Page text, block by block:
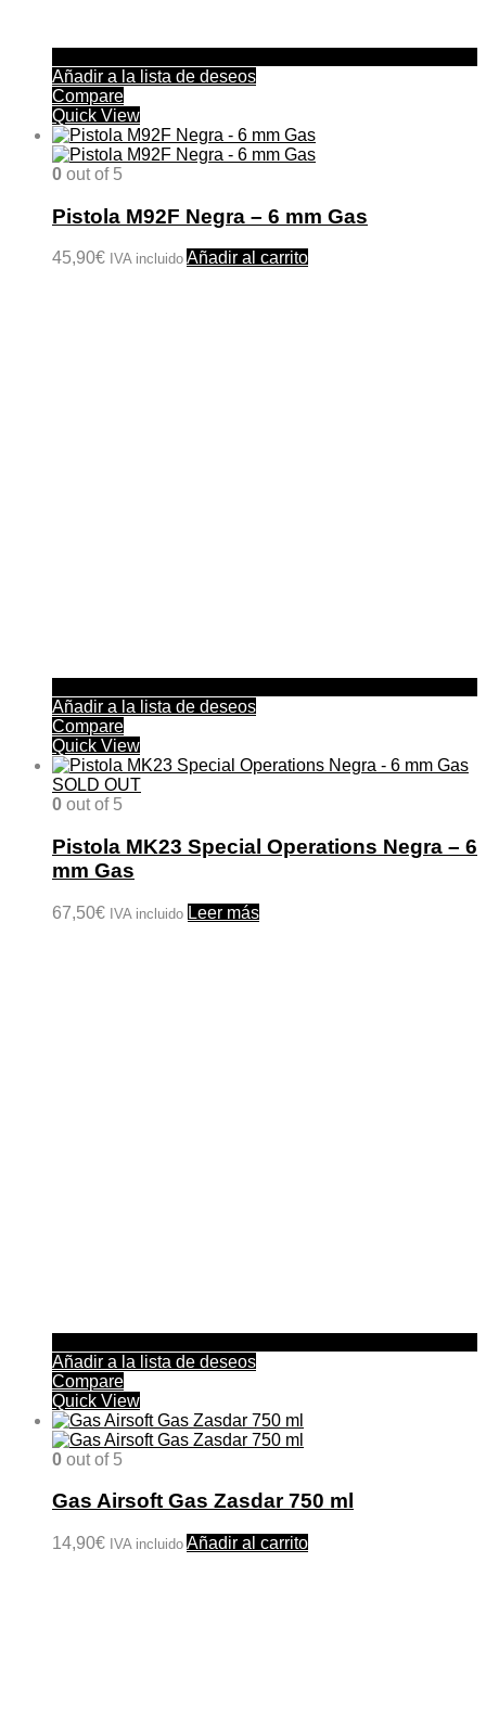
Añadir a la lista de deseos
Compare
Quick View
0 out of 5
Pistola M92F Negra – 6 mm Gas
45,90€ IVA incluido Añadir al carrito
Añadir a la lista de deseos
Compare
Quick View
SOLD OUT
0 out of 5
Pistola MK23 Special Operations Negra – 6
mm Gas
67,50€ IVA incluido Leer más
Añadir a la lista de deseos
Compare
Quick View
0 out of 5
Gas Airsoft Gas Zasdar 750 ml
14,90€ IVA incluido Añadir al carrito